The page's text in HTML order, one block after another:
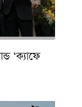
‘ক্যাফে